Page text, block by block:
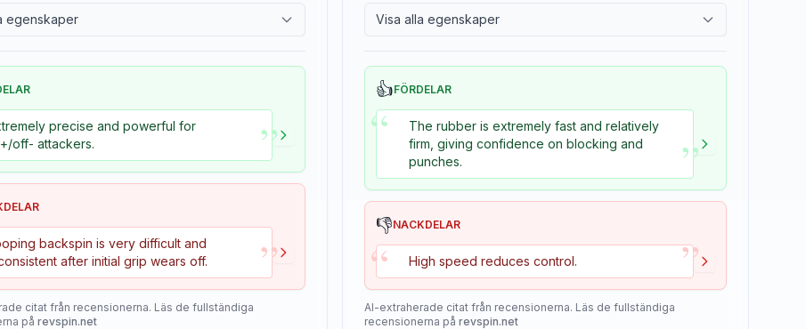
egenskaper
precise and powerful for
off- attackers.
”
backspin is very difficult and
after initial grip wears off.
”
citat från recensionerna. Läs de fullständiga
på revspin.net
Visa alla egenskaper
👍FÖRDELAR
“
The rubber is extremely fast and relatively
firm, giving confidence on blocking and
punches.
”
👎NACKDELAR
“ High speed reduces control. ”
AI-extraherade citat från recensionerna. Läs de fullständiga
recensionerna på revspin.net